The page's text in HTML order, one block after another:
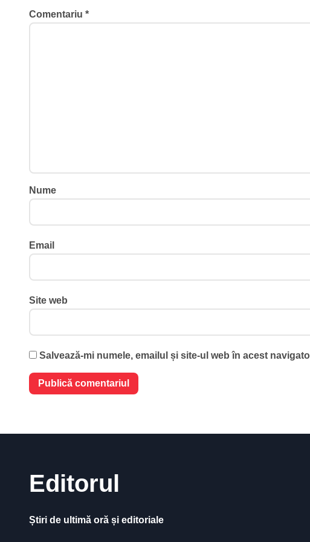
e
Comentariu *
Nume
Email
Site web
Salvează-mi numele, emailul și site-ul web în acest
Editorul
Știri de ultimă oră și editoriale